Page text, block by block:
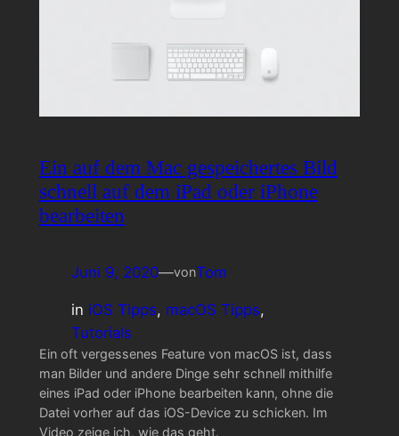
Ein auf dem Mac gespeichertes Bild
schnell auf dem iPad oder iPhone
bearbeiten
Juni 9, 2020—vonTom
in iOS Tipps, macOS Tipps
Tutorials
Ein oft vergessenes Feature von macOS ist, dass
man Bilder und andere Dinge sehr schnell mithilfe
eines iPad oder iPhone bearbeiten kann, ohne die
Datei vorher auf das iOS-Device zu schicken. Im
Video zeige ich, wie das geht.